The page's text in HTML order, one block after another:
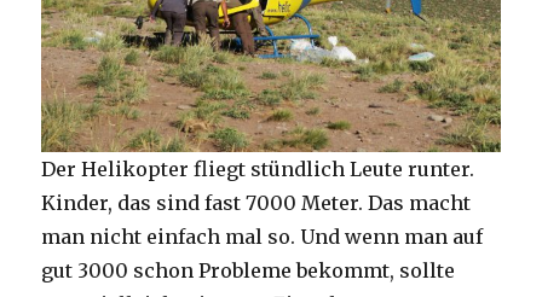
Der Helikopter fliegt stündlich Leute runter.
Kinder, das sind fast 7000 Meter. Das macht
man nicht einfach mal so. Und wenn man auf
gut 3000 schon Probleme bekommt, sollte